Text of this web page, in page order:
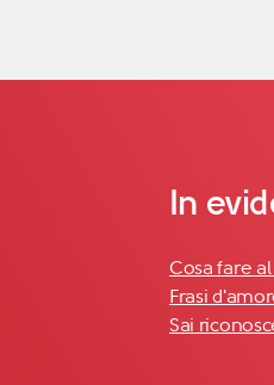
In
Cosa fare
Frasi
Sai